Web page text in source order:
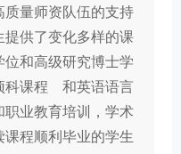
量师资队伍的支持
供了变化多样的课
和高级研究博士学
科课程 和英语语言
业教育培训，学术
程顺利毕业的学生